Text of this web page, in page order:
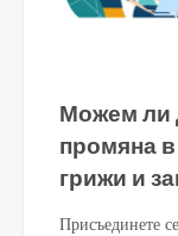
Можем ли
промяна в
грижи и
Присъединете